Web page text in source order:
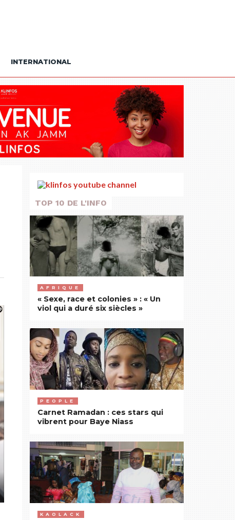
INTERNATIONAL
TOP 10 DE L'INFO
AFRIQUE
« Sexe, race et colonies » : « Un
viol qui a duré six siècles »
PEOPLE
Carnet Ramadan : ces stars qui
vibrent pour Baye Niass
KAOLACK